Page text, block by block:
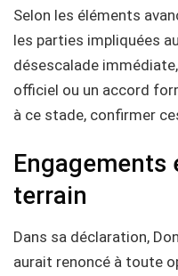
Selon les éléments
les parties impliquées
désescalade
officiel ou un accord
à ce stade, confirmer
Engagements
terrain
Dans sa déclaration,
aurait renoncé à toute